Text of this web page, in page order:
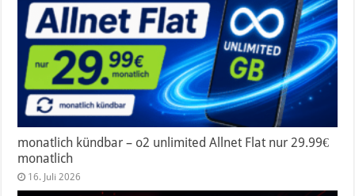
monatlich kündbar – o2 unlimited Allnet Flat nur 29.99€
monatlich
16. Juli 2026